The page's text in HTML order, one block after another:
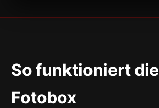
So funktioniert die
Fotobox